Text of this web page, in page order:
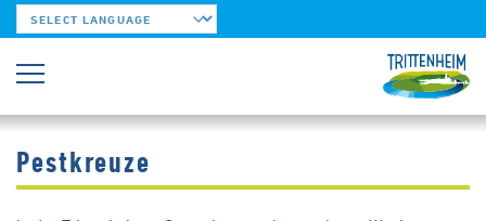
Pestkreuze
Pestkreuze